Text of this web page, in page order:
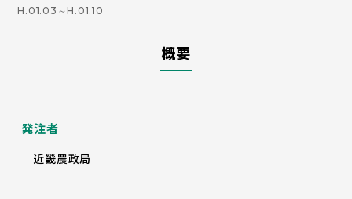
H.01.03～H.01.10
概要
発注者
近畿農政局